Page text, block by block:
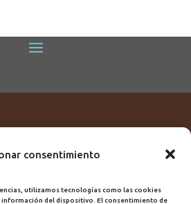
consentimiento
utilizamos tecnologías como las cookies
información del dispositivo. El consentimiento de
SL.
68